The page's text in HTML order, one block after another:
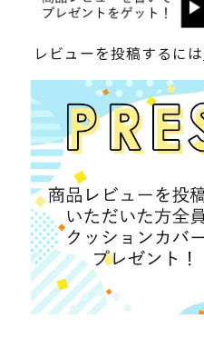
レビューを投稿するには